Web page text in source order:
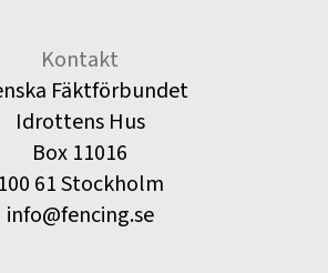
Kontakt
Fäktförbundet
Idrottens Hus
Box 11016
100 61 Stockholm
info@fencing.se